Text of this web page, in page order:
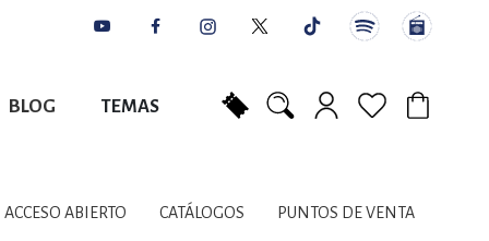
BLOG TEMAS
LITERARIOS
ACCESO ABIERTO CATÁLOGOS PUNTOS DE VENTA